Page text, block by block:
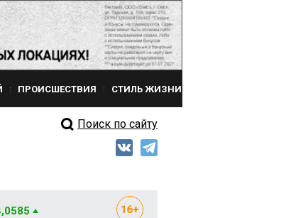
ПРОИСШЕСТВИЯ СТИЛЬ ЖИЗНИ
Поиск по сайту